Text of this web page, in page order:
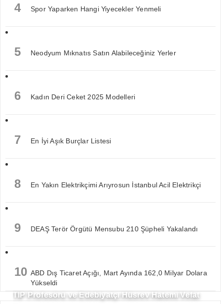
4 Spor Yaparken Hangi Yiyecekler Yenmeli
5 Neodyum Mıknatıs Satın Alabileceğiniz Yerler
6 Kadın Deri Ceket 2025 Modelleri
7 En İyi Aşık Burçlar Listesi
8 En Yakın Elektrikçimi Arıyrosun İstanbul Acil Elektrikçi
9 DEAŞ Terör Örgütü Mensubu 210 Şüpheli Yakalandı
10 ABD Dış Ticaret Açığı, Mart Ayında 162,0 Milyar Dolara
Yükseldi
TIP Profesörü ve Edebiyatçı Hüsrev Hatemi Vefat